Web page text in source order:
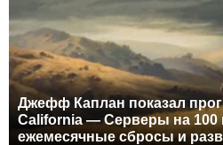
Джефф Каплан показал
California — Серверы на 100
ежемесячные сбросы и